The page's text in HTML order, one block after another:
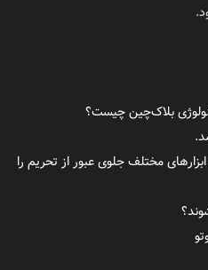
بلاک‌چین چیست؟
مختلف جلوی عبور از تحریم را